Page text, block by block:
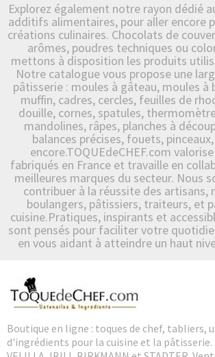
Explorez également notre rayon dédié
additifs alimentaires, pour aller encore
créations culinaires. Chocolats de
arômes, poudres techniques ou
mettons à disposition les produits
Notre catalogue vous propose une
pâtisserie : moules à gâteau, moules à
muffin, cadres, cercles, feuilles de
douille, cornes, spatules,
mandolines, râpes, planches à
balances précises, fouets,
encore.TOQUEdeCHEF.com
fabriqués en France et travaille en
meilleures marques du secteur. Nous
contribuer à la réussite des artisans,
boulangers, pâtissiers, traiteurs, et
cuisine.Pratiques, inspirants et
sont pensés pour faciliter votre
en vous aidant à atteindre un haut
Boutique en ligne : toques de chef, tabliers,
d'ingrédients pour la cuisine et la